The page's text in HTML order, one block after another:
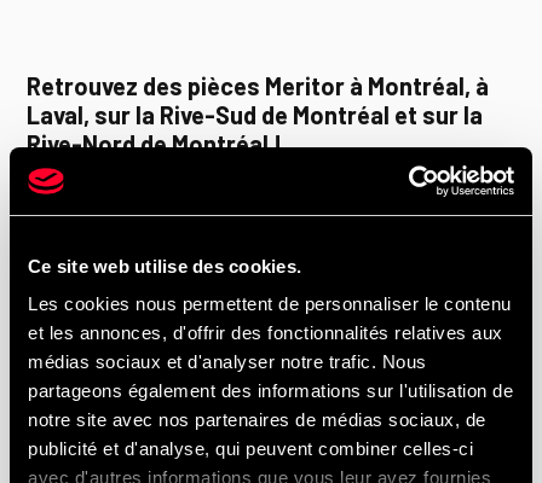
Ce site web utilise des cookies.
Les cookies nous permettent de personnaliser le contenu
et les annonces, d'offrir des fonctionnalités relatives aux
médias sociaux et d'analyser notre trafic. Nous
partageons également des informations sur l'utilisation de
notre site avec nos partenaires de médias sociaux, de
publicité et d'analyse, qui peuvent combiner celles-ci
avec d'autres informations que vous leur avez fournies
Retrouvez des pièces Meritor à Montréal, à
Laval, sur la Rive-Sud de Montréal et sur la
Rive-Nord de Montréal !
Montréal-Est, ainsi que Laval, la Rive-Sud et la Rive-Nord. En
bénéficiez d’un fournisseur local capable de répondre
rapidement aux besoins de votre flotte commerciale.
Questions fréquentes (FAQ) – Pièces Meritor
pour camions lourds à Montréal